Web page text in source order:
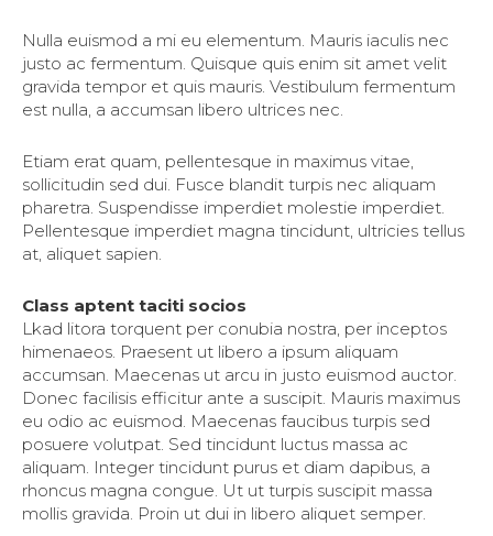
Nulla euismod a mi eu elementum. Mauris iaculis nec
justo ac fermentum. Quisque quis enim sit amet velit
gravida tempor et quis mauris. Vestibulum fermentum
est nulla, a accumsan libero ultrices nec.
Etiam erat quam, pellentesque in maximus vitae,
sollicitudin sed dui. Fusce blandit turpis nec aliquam
pharetra. Suspendisse imperdiet molestie imperdiet.
Pellentesque imperdiet magna tincidunt, ultricies tellus
at, aliquet sapien.
Class aptent taciti socios
Lkad litora torquent per conubia nostra, per inceptos
himenaeos. Praesent ut libero a ipsum aliquam
accumsan. Maecenas ut arcu in justo euismod auctor.
Donec facilisis efficitur ante a suscipit. Mauris maximus
eu odio ac euismod. Maecenas faucibus turpis sed
posuere volutpat. Sed tincidunt luctus massa ac
aliquam. Integer tincidunt purus et diam dapibus, a
rhoncus magna congue. Ut ut turpis suscipit massa
mollis gravida. Proin ut dui in libero aliquet semper.